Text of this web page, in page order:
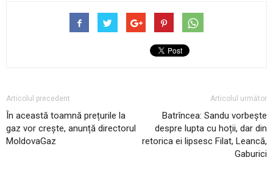
Articolul precedent
În această toamnă prețurile la
gaz vor crește, anunță directorul
MoldovaGaz
Articolul următor
Batrîncea: Sandu vorbește
despre lupta cu hoții, dar din
retorica ei lipsesc Filat, Leancă,
Gaburici